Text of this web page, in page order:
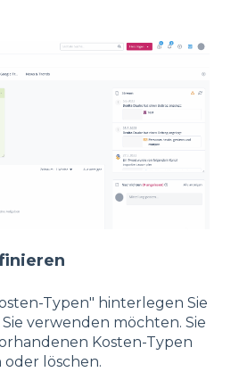
Typen" hinterlegen Sie
verwenden möchten. Sie
Kosten-Typen
löschen.